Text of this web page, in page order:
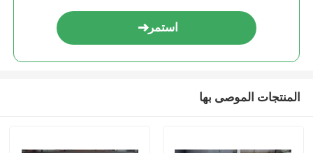
استمر
المنتجات الموصى بها